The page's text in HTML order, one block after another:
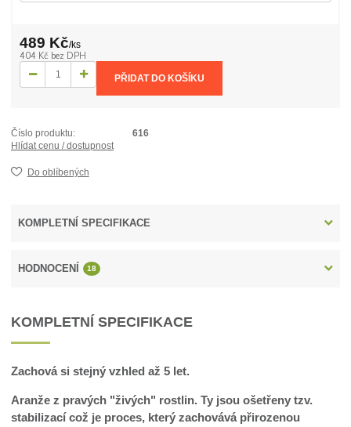
489 Kč/ks
404 Kč bez DPH
PŘIDAT DO KOŠÍKU
Číslo produktu:
616
Hlídat cenu / dostupnost
Do oblíbených
KOMPLETNÍ SPECIFIKACE
HODNOCENÍ 18
KOMPLETNÍ SPECIFIKACE
Zachová si stejný vzhled až 5 let.
Aranže z pravých "živých" rostlin. Ty jsou ošetřeny tzv.
stabilizací což je proces, který zachovává přirozenou